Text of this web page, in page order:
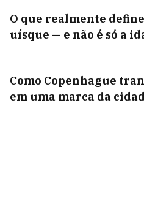
O que realmente
uísque — e não é só a
Como Copenhague
em uma marca da